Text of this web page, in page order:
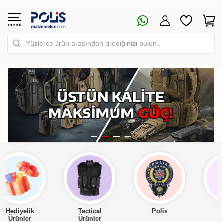
Yüzlerce ürün arasından dilediğinizi bulun..
Tactical
Ürünler
Polis